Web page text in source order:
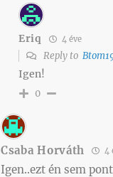
Eriq 4 éve
Reply to
Igen!
0
Csaba Horváth 4
Igen..ezt én sem